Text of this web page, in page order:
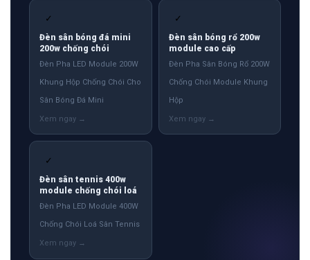
✓
Đèn sân bóng đá mini
200w chống chói
Đèn Pha LED Module 200W
Khung Hộp Chống Chói Cho
Sân Bóng Đá Mini
✓
Đèn sân bóng rổ 200w
module cao cấp
Đèn Pha Sân Bóng Rổ 200W
Chống Chói Module Khung
Hộp
✓
Đèn sân tennis 400w
module chống chói loá
Đèn Pha LED Module 400W
Chống Chói Loá Sân Tennis